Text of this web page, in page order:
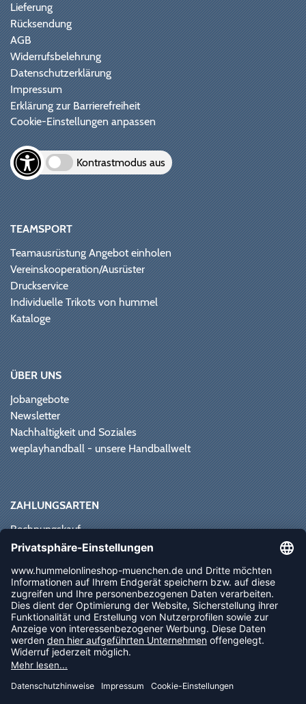
Lieferung
Rücksendung
AGB
Widerrufsbelehrung
Datenschutzerklärung
Impressum
Erklärung zur Barrierefreiheit
Cookie-Einstellungen anpassen
Kontrastmodus aus
TEAMSPORT
Teamausrüstung Angebot einholen
Vereinskooperation/Ausrüster
Druckservice
Individuelle Trikots von hummel
Kataloge
ÜBER UNS
Jobangebote
Newsletter
Nachhaltigkeit und Soziales
weplayhandball - unsere Handballwelt
ZAHLUNGSARTEN
Rechnungskauf
Paypal
Vorkasse
Sofortüberweisung
NEWSLETTER